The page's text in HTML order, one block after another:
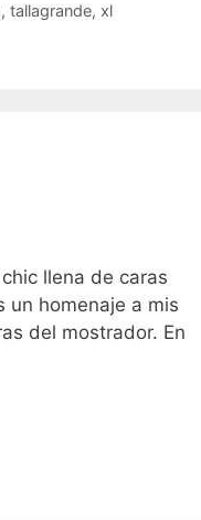
, tallagrande, xl
llena de caras
un homenaje a mis
del mostrador. En